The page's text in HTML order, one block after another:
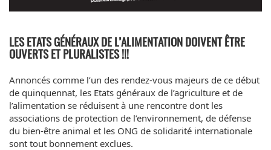
LES ETATS GÉNÉRAUX DE L’ALIMENTATION DOIVENT ÊTRE
OUVERTS ET PLURALISTES !!!
Annoncés comme l’un des rendez-vous majeurs de ce début
de quinquennat, les Etats généraux de l’agriculture et de
l’alimentation se réduisent à une rencontre dont les
associations de protection de l’environnement, de défense
du bien-être animal et les ONG de solidarité internationale
sont tout bonnement exclues.